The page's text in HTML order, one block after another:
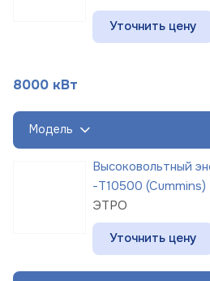
Уточнить цену
8000 кВт
Модель
Высоковольтный
-Т10500 (Cummins)
ЭТРО
Уточнить цену